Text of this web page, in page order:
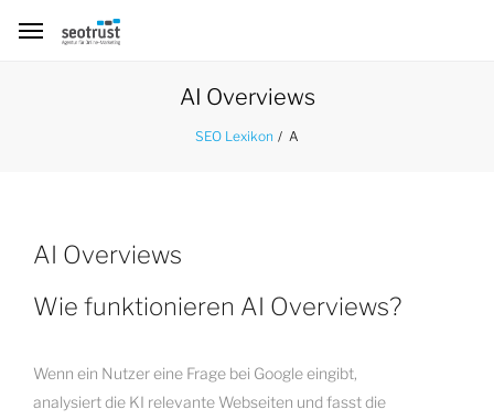
AI Overviews
SEO Lexikon A
AI Overviews
Wie funktionieren AI Overviews?
Wenn ein Nutzer eine Frage bei Google eingibt,
analysiert die KI relevante Webseiten und fasst die